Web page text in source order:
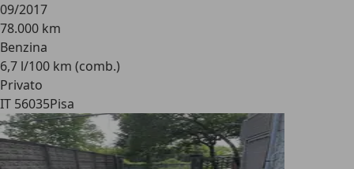
09/2017
78.000 km
Benzina
6,7 l/100 km (comb.)
Privato
IT 56035Pisa